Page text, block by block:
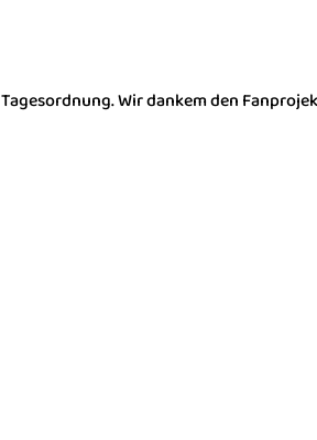
Wir dankem den